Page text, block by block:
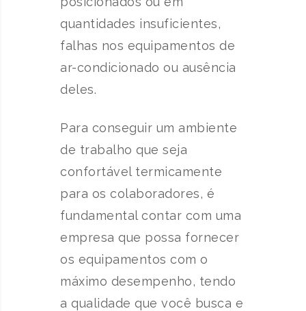
quantidades insuficientes,
falhas nos equipamentos de
ar-condicionado ou ausência
deles.
Para conseguir um ambiente
de trabalho que seja
confortável termicamente
para os colaboradores, é
fundamental contar com uma
empresa que possa fornecer
os equipamentos com o
máximo desempenho, tendo
a qualidade que você busca e